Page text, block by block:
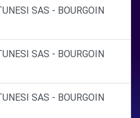
SAS - BOURGOIN
SAS - BOURGOIN
SAS - BOURGOIN